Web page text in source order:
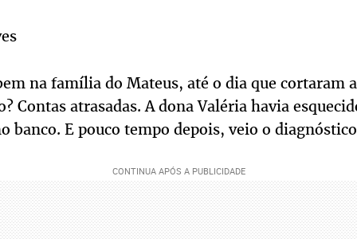
na família do Mateus, até o dia que cortaram
Contas atrasadas. A dona Valéria havia
banco. E pouco tempo depois, veio o